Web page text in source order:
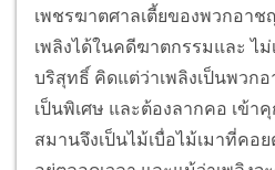
เพชรฆาตศาลเตี้ยของพวกอาช
เพลิงได้ในคดีฆาตกรรมและ ไม่
บริสุทธิ์ คิดแต่ว่าเพลิงเป็นพวก
เป็นพิเศษ และต้องลากคอ เข้า
สมานจึงเป็นไม้เบื่อไม้เมาที่คอ